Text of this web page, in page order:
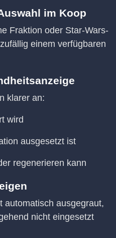
im Koop
Fraktion oder Star-Wars-
einem verfügbaren
klarer an:
wird
ausgesetzt ist
regenerieren kann
automatisch ausgegraut,
nicht eingesetzt